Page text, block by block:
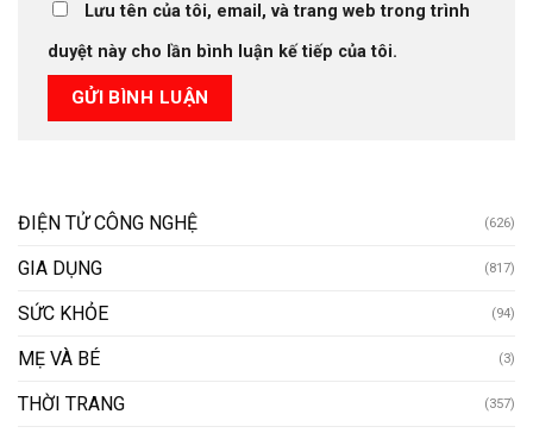
Lưu tên của tôi, email, và trang web trong trình
duyệt này cho lần bình luận kế tiếp của tôi.
ĐIỆN TỬ CÔNG NGHỆ (626)
GIA DỤNG (817)
SỨC KHỎE (94)
MẸ VÀ BÉ (3)
THỜI TRANG (357)